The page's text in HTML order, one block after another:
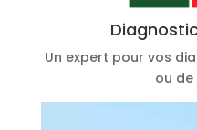
Un expert pour vos
ou